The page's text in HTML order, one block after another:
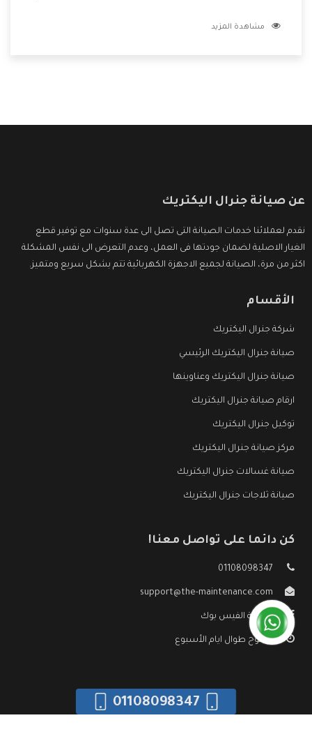
الشركة بها والتى تكون منها خدمة الصيانة التى تكون من أهم
مشاهدة المزيد
عن صيانة جنرال اليكتريك
نقدم لعملائنا خدمات الصيانة التى تصل الى عدة سنوات مع توفير قطع
الغيار الاصلية لضمان جودتها فى العمل، وعدم التعرض الى نفس المشكلة
اكثر من مرة، الصيانة لجميع الاجهزة الكهربائية تتم بشكل سريع ومتميز.
الأقسام
شركة جنرال اليكتريك
صيانة جنرال اليكتريك الرئيسي
صيانة جنرال اليكتريك وعناوينها
ارقام صيانة جنرال اليكتريك
توكيل جنرال اليكتريك
مركز صيانة جنرال اليكتريك
صيانة غسالات جنرال اليكتريك
صيانة ثلاجات جنرال اليكتريك
كن دائما على تواصل معنا!
01108098347
support@the-maintenance.com
صفحة الفيس بوك
مفتوح طوال ايام الأسبوع
01108098347